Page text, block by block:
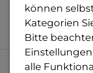
gegen
können
Kategorien
Bitte
alle